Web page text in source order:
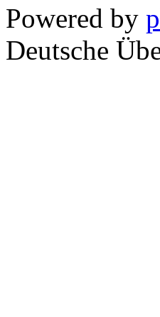
Powered by
Deutsche